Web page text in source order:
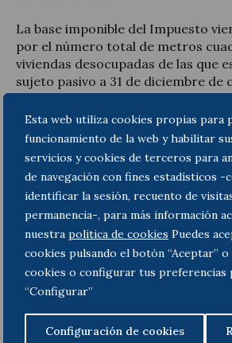
Esta web utiliza cookies propias para
funcionamiento de la web y habilitar
servicios y cookies de terceros para
de navegación con fines estadísticos
identificar la sesión, recuento de
permanencia-, para más información
nuestra politica de cookies Puedes
cookies pulsando el botón “Aceptar”
cookies o configurar tus preferencias
“Configurar”
Configuración de cookies
La base imponible del Impuesto
por el número total de metros
viviendas desocupadas de las que
sujeto pasivo a 31 de diciembre de
cuota tributaria a pagar resulta de
dicha base una escala de tipos de
oscilan entre los 10 y los 30 euros
cuadrado de vivienda desocupada.
Es de interés apuntar que aquellos
propietarios de viviendas
asequible podrán aplicar una
de entre el 10 y el 100 por 100.
Puede consultar el texto íntegro
Leyaquí.